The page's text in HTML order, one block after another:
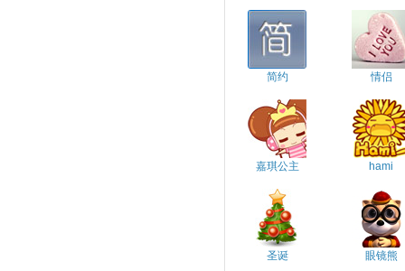
简约 情侣
嘉琪公主 hami
圣诞 眼镜熊